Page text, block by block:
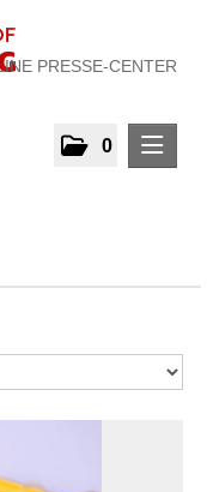
PRESSE-CENTER
0